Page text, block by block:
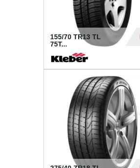
155/70 TR13 TL
75T...